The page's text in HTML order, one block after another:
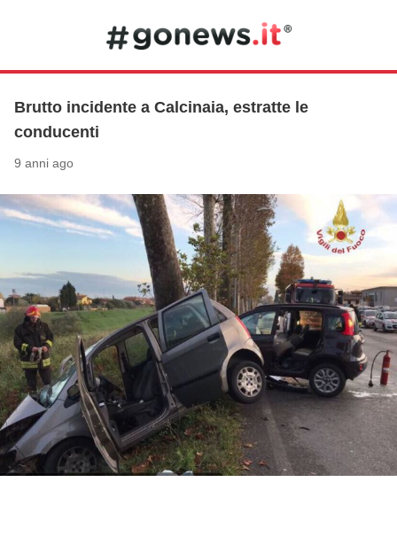
Brutto incidente a Calcinaia, estratte le
conducenti
9 anni ago